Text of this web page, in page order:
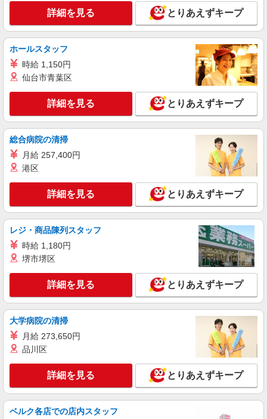
場完備！
詳細を見る
派遣社員
パーソルテンプスタッフ株式会社 静岡コーディネートセンター（静
岡）/26-0555968
月収例23万円↑＼在宅あり◎ワークライフバラ
ンス◎／事務＠静岡駅前
静岡県静岡市葵区／最寄駅：静岡駅、新静岡
詳細を見る
紹介予定派遣
パーソルテンプスタッフ株式会社 静岡コーディネートセンター（静
岡）/26-0467543
［未経験から正社員めざせる↑］知識不要◎行
静岡県静岡市葵区／最寄駅：静岡駅、新静岡
駅 ＜静岡街中＞
キープ 詳細を見る
紹介予定派遣
パーソルテンプスタッフ株式会社 静岡コーディネートセンター（静
岡）/26-0496455
＼未経験OK／正社員へ！転勤なし◎明るい雰
囲気の職場☆一般事務＠静岡街中
時給1430円
静岡県静岡市葵区／最寄駅：静岡駅、新静岡駅
詳細を見る とりあえずキープ
ホールスタッフ
時給 1,150円
仙台市青葉区
詳細を見る とりあえずキープ
総合病院の清掃
月給 257,400円
港区
詳細を見る とりあえずキープ
レジ・商品陳列スタッフ
時給 1,180円
堺市堺区
詳細を見る とりあえずキープ
大学病院の清掃
月給 273,650円
品川区
詳細を見る とりあえずキープ
ベルク各店での店内スタッフ